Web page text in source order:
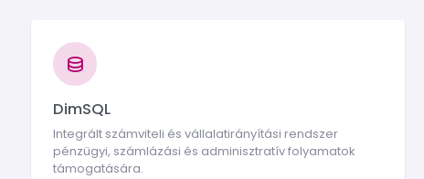
DimSQL
Integrált számviteli és vállalatirányítási rendszer
pénzügyi, számlázási és adminisztratív folyamatok
támogatására.